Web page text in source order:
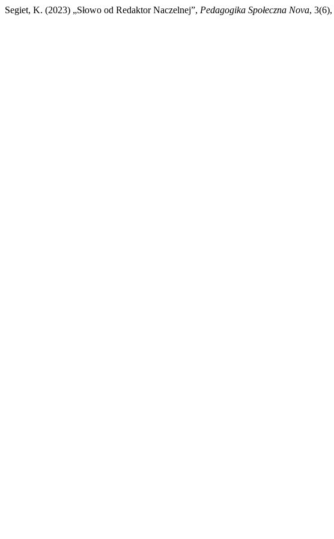
Segiet, K. (2023) „Słowo od Redaktor Naczelnej”, Pedagogika Społeczna Nova,